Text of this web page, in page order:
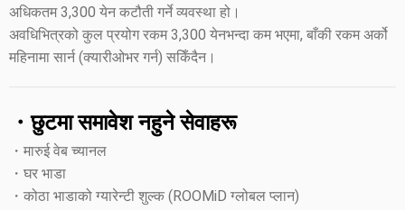
अधिकतम 3,300 येन कटौती गर्ने व्यवस्था हो।
अवधिभित्रको कुल प्रयोग रकम 3,300 येनभन्दा कम भएमा, बाँकी रकम अर्को
महिनामा सार्न (क्यारीओभर गर्न) सकिँदैन।
・छुटमा समावेश नहुने सेवाहरू
・मारुई वेब च्यानल
・घर भाडा
・कोठा भाडाको ग्यारेन्टी शुल्क (ROOMiD ग्लोबल प्लान)